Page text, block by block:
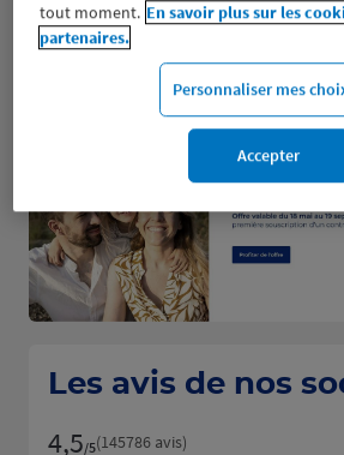
Prendre
Voir
Les avis de nos
4,5/5Note de 4.5 sur 5
(145786 avis)
tout moment. En savoir plus sur les
partenaires.
Personnaliser mes
Accepter